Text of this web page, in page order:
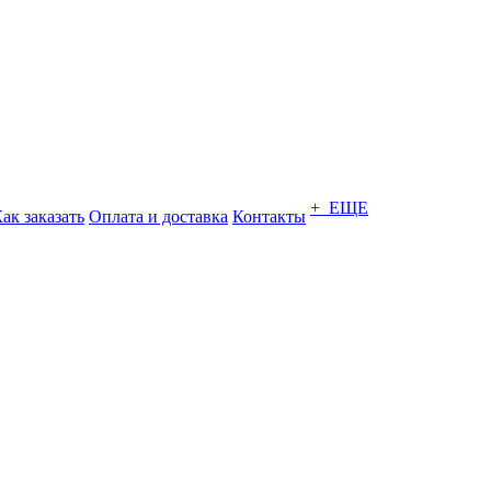
заказать Оплата и доставка Контакты + ЕЩЕ